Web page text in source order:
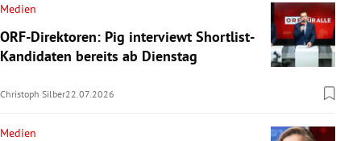
Medien
ORF-Direktoren: Pig interviewt Shortlist-
Kandidaten bereits ab Dienstag
Christoph Silber22.07.2026
Medien